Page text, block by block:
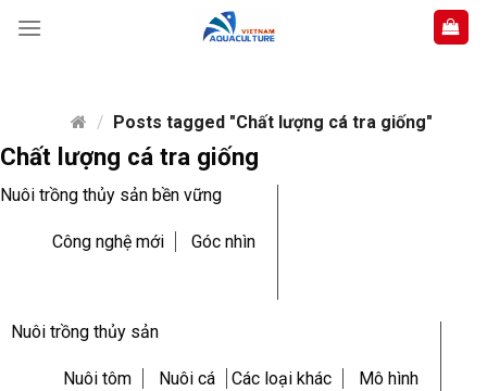
/ Posts tagged "Chất lượng cá tra giống"
Chất lượng cá tra giống
Nuôi trồng thủy sản bền vững
Công nghệ mới Góc nhìn
Nuôi trồng thủy sản
Nuôi tôm Nuôi cá Các loại khác Mô hình